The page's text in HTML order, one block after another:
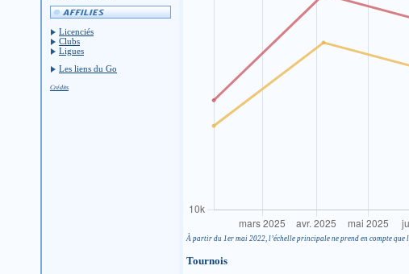
Licenciés
Clubs
Ligues
Les liens du Go
Crédits
À partir du 1er mai 2022, l’échelle principale ne prend en compte
Tournois